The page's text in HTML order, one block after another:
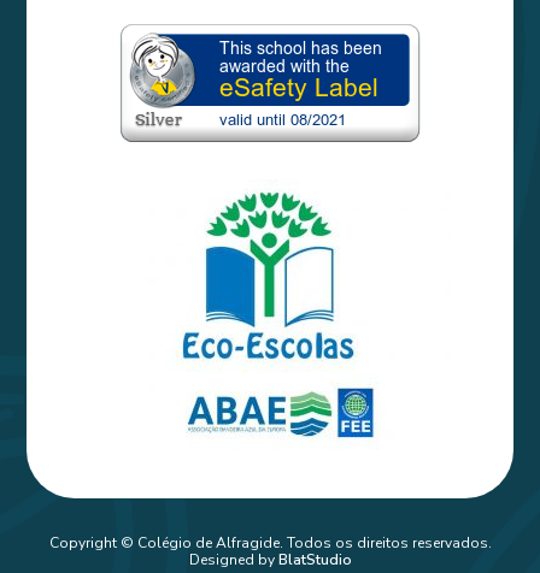
Copyright © Colégio de Alfragide. Todos os direitos reservados.
Designed byBlatStudio